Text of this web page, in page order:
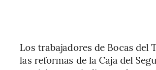
Los trabajadores de Bocas
las reformas de la Caja del